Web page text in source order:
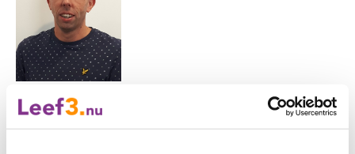
De Digicoach probeert zoveel mogelijk mensen te helpen.